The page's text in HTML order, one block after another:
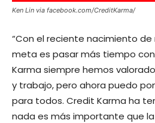
Ken Lin via facebook.com/CreditKarma/
“Con el reciente nacimiento de
meta es pasar más tiempo con
Karma siempre hemos
y trabajo, pero ahora puedo
para todos. Credit Karma ha
nada es más importante que la